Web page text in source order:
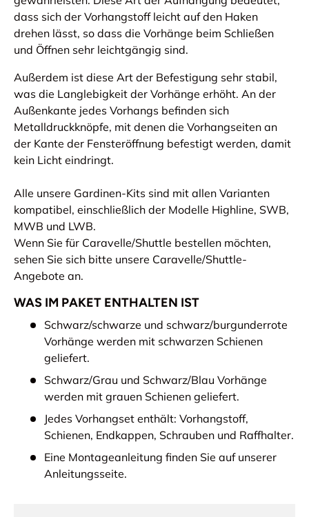
dass sich der Vorhangstoff leicht auf den Haken
drehen lässt, so dass die Vorhänge beim Schließen
und Öffnen sehr leichtgängig sind.
Außerdem ist diese Art der Befestigung sehr stabil,
was die Langlebigkeit der Vorhänge erhöht. An der
Außenkante jedes Vorhangs befinden sich
Metalldruckknöpfe, mit denen die Vorhangseiten an
der Kante der Fensteröffnung befestigt werden, damit
kein Licht eindringt.
Alle unsere Gardinen-Kits sind mit allen Varianten
kompatibel, einschließlich der Modelle Highline, SWB,
MWB und LWB.
Wenn Sie für Caravelle/Shuttle bestellen möchten,
sehen Sie sich bitte unsere Caravelle/Shuttle-
Angebote an.
WAS IM PAKET ENTHALTEN IST
Schwarz/schwarze und schwarz/burgunderrote
Vorhänge werden mit schwarzen Schienen
geliefert.
Schwarz/Grau und Schwarz/Blau Vorhänge
werden mit grauen Schienen geliefert.
Jedes Vorhangset enthält: Vorhangstoff,
Schienen, Endkappen, Schrauben und Raffhalter.
Eine Montageanleitung finden Sie auf unserer
Anleitungsseite.